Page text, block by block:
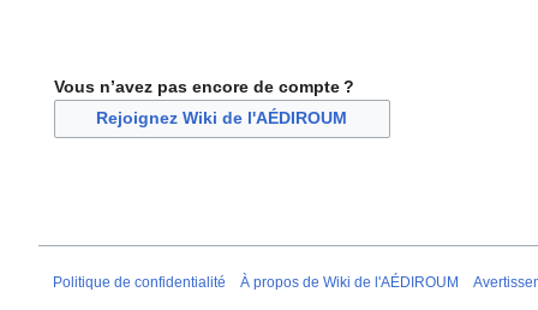
Vous n’avez pas encore de compte ?
Rejoignez Wiki de l'AÉDIROUM
Politique de confidentialité À propos de Wiki de l'AÉDIROUM